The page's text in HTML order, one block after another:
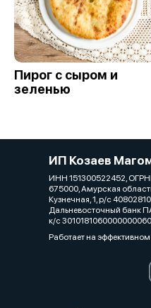
Пирог с сыром и
зеленью
ИП Козаев
ИНН 151300522452,
675000, Амурская
Кузнечная, 1, р/с
Дальневосточный банк
к/с
Работает на